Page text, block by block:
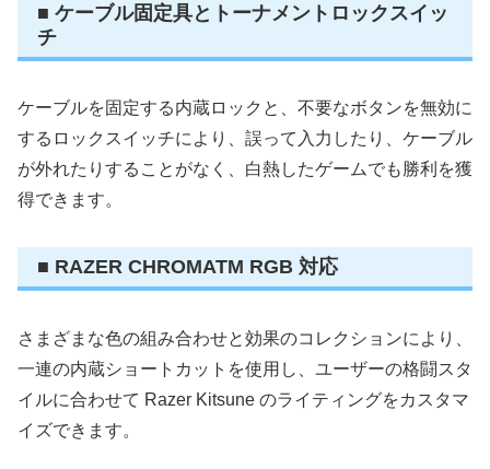
■ ケーブル固定具とトーナメントロックスイッ
チ
ケーブルを固定する内蔵ロックと、不要なボタンを無効に
するロックスイッチにより、誤って入力したり、ケーブル
が外れたりすることがなく、白熱したゲームでも勝利を獲
得できます。
■ RAZER CHROMATM RGB 対応
さまざまな色の組み合わせと効果のコレクションにより、
一連の内蔵ショートカットを使用し、ユーザーの格闘スタ
イルに合わせて Razer Kitsune のライティングをカスタマ
イズできます。